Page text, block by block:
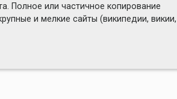
Полное или частичное копирование
и мелкие сайты (википедии, викии,